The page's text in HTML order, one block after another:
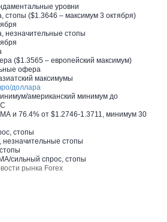
уровни
стопы ($1.3646 – максимум 3 октября)
незначительные стопы
($1.3565 – европейский максимум)
офера
максимумы
доллара
американский минимум до
и 76.4% от $1.2746-1.3711, минимум 30
стопы
незначительные стопы
сильный спрос, стопы
рынка Forex